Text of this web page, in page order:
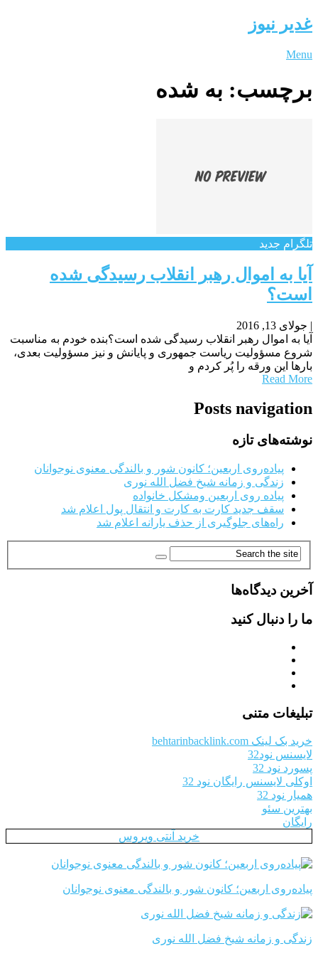
غدیر نیوز
Menu
برچسب: به شده
تلگرام جدید
آیا به اموال رهبر انقلاب رسیدگی شده
است؟
| جولای 13, 2016
آیا به اموال رهبر انقلاب رسیدگی شده است؟بنده خودم به مناسبت
شروع مسؤولیت ریاست جمهوری و پایانش و نیز مسؤولیت بعدی،
بارها این ورقه را پُر کردم و
Read More
Posts navigation
نوشته‌های تازه
پیاده‌روی اربعین؛ کانون شور و بالندگی معنوی نوجوانان
زندگی و زمانه شیخ فضل الله نوری
پیاده روی اربعین ومشکل خانواده
سقف جدید کارت به کارت و انتقال پول اعلام شد
راه‌های جلوگیری از حذف یارانه اعلام شد
آخرین دیدگاه‌ها
ما را دنبال کنید
تبلیغات متنی
خرید بک لینک behtarinbacklink.com
لایسنس نود32
پسورد نود 32
اوکلی لایسنس رایگان نود 32
همیار نود 32
بهترین سئو
رایگان
خرید آنتی ویروس
پیاده‌روی اربعین؛ کانون شور و بالندگی معنوی نوجوانان
زندگی و زمانه شیخ فضل الله نوری